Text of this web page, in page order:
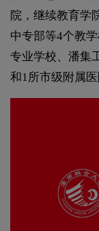
院，继续教育学
中专部等4个教
专业学校、潘集
和1所市级附属